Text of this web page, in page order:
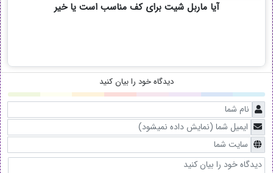
آیا ماربل شیت برای کف مناسب است یا خیر
دیدگاه خود را بیان کنید